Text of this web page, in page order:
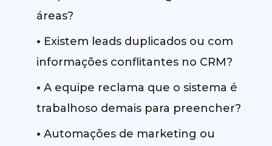
áreas?
• Existem leads duplicados ou com
informações conflitantes no CRM?
• A equipe reclama que o sistema é
trabalhoso demais para preencher?
• Automações de marketing ou